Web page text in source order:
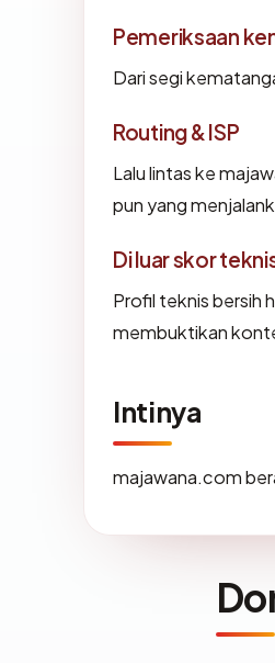
Pemeriksaan
Dari segi
Routing & ISP
Lalu lintas ke
pun yang
Di luar skor
Profil teknis bersih
membuktikan
Intinya
majawana.com